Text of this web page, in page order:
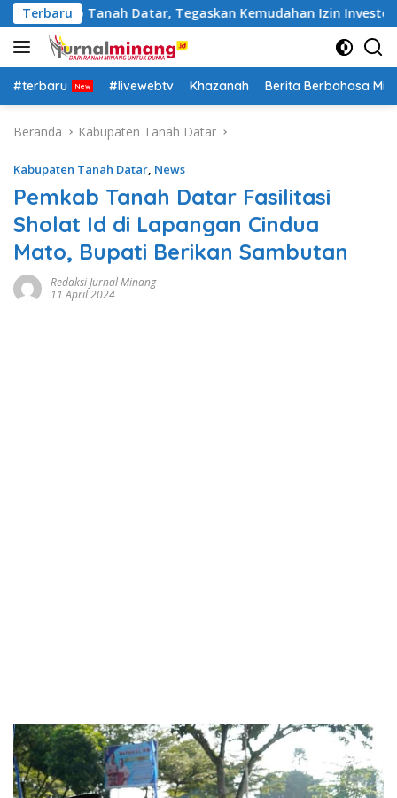
Langsung
ke
konten
Terbaru
Tanah Datar, Tegaskan Kemudahan Izin Investor
#terbaru #livewebtv Khazanah Berita Berbahasa
Beranda Kabupaten Tanah Datar
Kabupaten Tanah Datar, News
Pemkab Tanah Datar Fasilitasi
Sholat Id di Lapangan Cindua
Mato, Bupati Berikan Sambutan
Redaksi Jurnal Minang
11 April 2024